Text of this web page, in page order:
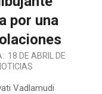
por una
18 DE ABRIL DE
Vadlamudi